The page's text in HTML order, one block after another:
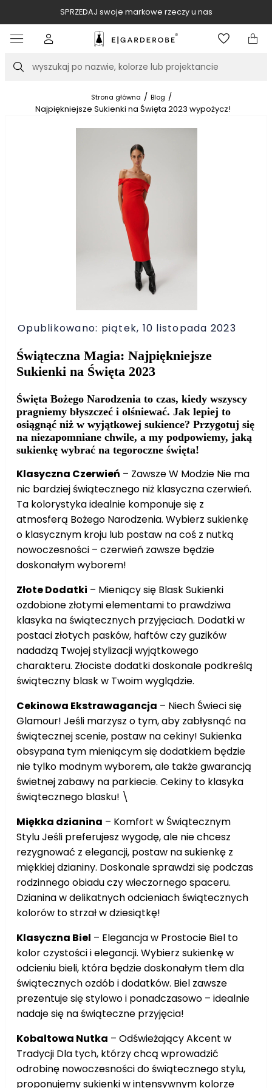
SPRZEDAJ swoje markowe rzeczy u nas
Szukaj
Strona główna / Blog /
Najpiękniejsze Sukienki na Święta 2023 wypożycz!
Opublikowano: piątek, 10 listopada 2023
Świąteczna Magia: Najpiękniejsze
Sukienki na Święta 2023
Święta Bożego Narodzenia to czas, kiedy wszyscy
pragniemy błyszczeć i olśniewać. Jak lepiej to
osiągnąć niż w wyjątkowej sukience? Przygotuj się
na niezapomniane chwile, a my podpowiemy, jaką
sukienkę wybrać na tegoroczne święta!
Klasyczna Czerwień – Zawsze W Modzie Nie ma
nic bardziej świątecznego niż klasyczna czerwień.
Ta kolorystyka idealnie komponuje się z
atmosferą Bożego Narodzenia. Wybierz sukienkę
o klasycznym kroju lub postaw na coś z nutką
nowoczesności – czerwień zawsze będzie
doskonałym wyborem!
Złote Dodatki – Mieniący się Blask Sukienki
ozdobione złotymi elementami to prawdziwa
klasyka na świątecznych przyjęciach. Dodatki w
postaci złotych pasków, haftów czy guzików
nadadzą Twojej stylizacji wyjątkowego
charakteru. Złociste dodatki doskonale podkreślą
świąteczny blask w Twoim wyglądzie.
Cekinowa Ekstrawagancja – Niech Świeci się
Glamour! Jeśli marzysz o tym, aby zabłysnąć na
świątecznej scenie, postaw na cekiny! Sukienka
obsypana tym mieniącym się dodatkiem będzie
nie tylko modnym wyborem, ale także gwarancją
świetnej zabawy na parkiecie. Cekiny to klasyka
świątecznego blasku! \
Miękka dzianina – Komfort w Świątecznym
Stylu Jeśli preferujesz wygodę, ale nie chcesz
rezygnować z elegancji, postaw na sukienkę z
miękkiej dzianiny. Doskonale sprawdzi się podczas
rodzinnego obiadu czy wieczornego spaceru.
Dzianina w delikatnych odcieniach świątecznych
kolorów to strzał w dziesiątkę!
Klasyczna Biel – Elegancja w Prostocie Biel to
kolor czystości i elegancji. Wybierz sukienkę w
odcieniu bieli, która będzie doskonałym tłem dla
świątecznych ozdób i dodatków. Biel zawsze
prezentuje się stylowo i ponadczasowo – idealnie
nadaje się na świąteczne przyjęcia!
Kobaltowa Nutka – Odświeżający Akcent w
Tradycji Dla tych, którzy chcą wprowadzić
odrobinę nowoczesności do świątecznego stylu,
proponujemy sukienki w intensywnym kolorze